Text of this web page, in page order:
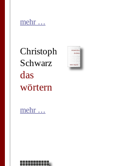
mehr …
Christoph
Schwarz
das
wörtern
mehr …